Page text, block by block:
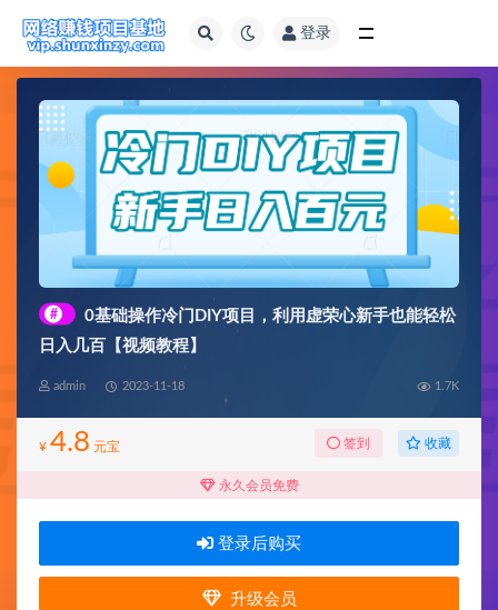
登录
#
0基础操作冷门DIY项目，利用虚荣心新手也能轻松
日入几百【视频教程】
admin 2023-11-18 1.7K
¥ 4.8 元宝 签到 收藏
永久会员免费
登录后购买
升级会员